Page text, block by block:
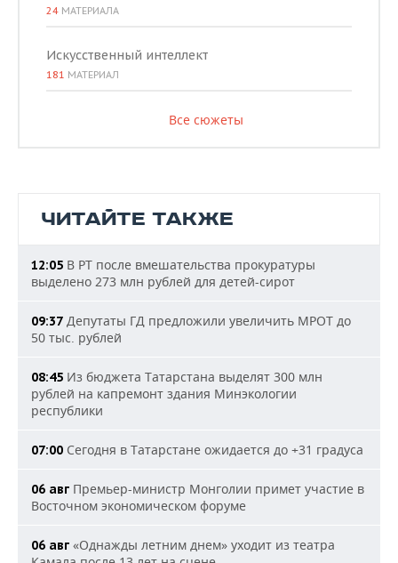
24 МАТЕРИАЛА
Искусственный интеллект
181 МАТЕРИАЛ
Все сюжеты
ЧИТАЙТЕ ТАКЖЕ
12:05 В РТ после вмешательства прокуратуры
выделено 273 млн рублей для детей-сирот
09:37 Депутаты ГД предложили увеличить МРОТ до
50 тыс. рублей
08:45 Из бюджета Татарстана выделят 300 млн
рублей на капремонт здания Минэкологии
республики
07:00 Сегодня в Татарстане ожидается до +31 градуса
06 авг Премьер-министр Монголии примет участие в
Восточном экономическом форуме
06 авг «Однажды летним днем» уходит из театра